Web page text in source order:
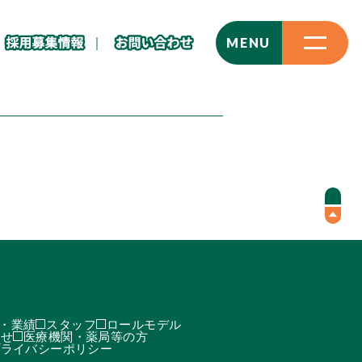
MENU
CLOSE
業績 スタッフ
ロールモデル
医療機関・薬局等の方
イバシーポリシー